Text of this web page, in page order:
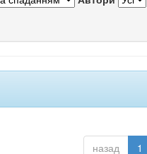
назад 1